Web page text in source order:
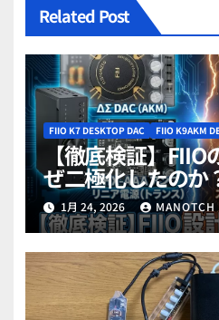
Related Post
FIIO K7 DESKTOP DAC FIIO K9AKM
【徹底検証】
ぜ二極化したのか
マ vs R2R」「
ート」「リニア
FIIO人気モデルで
技術対立軸」
1月 24, 2026 MANOTCH